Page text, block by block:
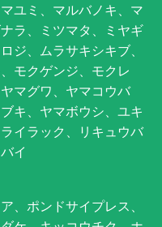
ユミ、マルバノキ、マ
ラ、ミツマタ、ミヤギ
ジ、ムラサキシキブ、
モクゲンジ、モクレ
マグワ、ヤマコウバ
キ、ヤマボウシ、ユキ
イラック、リキュウバ
イ
、ポンドサイプレス、